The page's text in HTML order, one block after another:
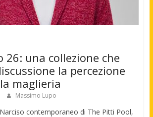
26: una collezione che
la percezione
maglieria
Massimo Lupo
contemporaneo di The Pitti Pool,